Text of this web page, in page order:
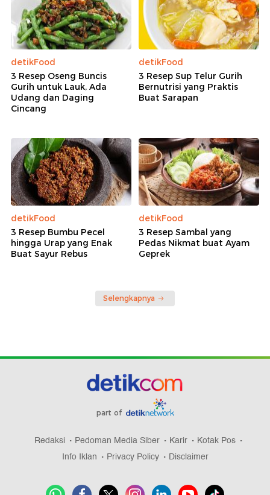
detikFood
3 Resep Oseng Buncis
Gurih untuk Lauk, Ada
Udang dan Daging
Cincang
detikFood
3 Resep Sup Telur Gurih
Bernutrisi yang Praktis
Buat Sarapan
detikFood
3 Resep Bumbu Pecel
hingga Urap yang Enak
Buat Sayur Rebus
detikFood
3 Resep Sambal yang
Pedas Nikmat buat Ayam
Geprek
Selengkapnya
part of
Redaksi Pedoman Media Siber Karir
Kotak Pos
Info Iklan
Privacy Policy Disclaimer